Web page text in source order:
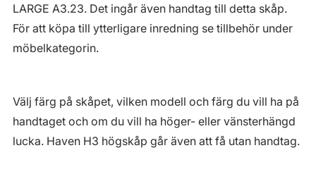
LARGE A3.23. Det ingår även handtag till detta skåp.
För att köpa till ytterligare inredning se tillbehör under
möbelkategorin.
Välj färg på skåpet, vilken modell och färg du vill ha på
handtaget och om du vill ha höger- eller vänsterhängd
lucka. Haven H3 högskåp går även att få utan handtag.